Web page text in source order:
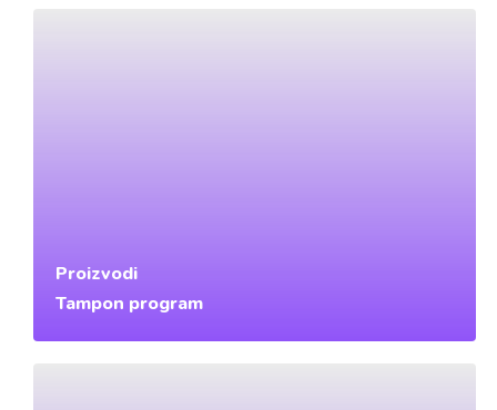
Proizvodi
Tampon program